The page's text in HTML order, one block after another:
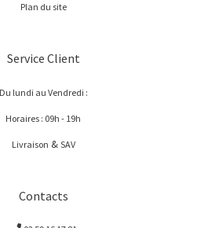
Plan du site
Service Client
Du lundi au Vendredi :
Horaires : 09h - 19h
Livraison & SAV
Contacts